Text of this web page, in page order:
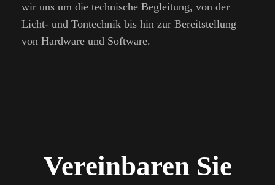
wir uns um die technische Begleitung, von der
Licht- und Tontechnik bis hin zur Bereitstellung
von Hardware und Software.
Vereinbaren Sie